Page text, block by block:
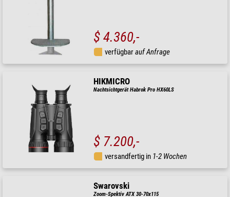
$ 4.360,-
verfügbarauf Anfrage
HIKMICRO
Nachtsichtgerät Habrok Pro HX60LS
$ 7.200,-
versandfertig in 1-2 Wochen
Swarovski
Zoom-Spektiv ATX 30-70x115